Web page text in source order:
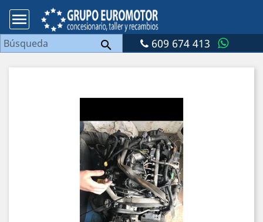

 609 674 413